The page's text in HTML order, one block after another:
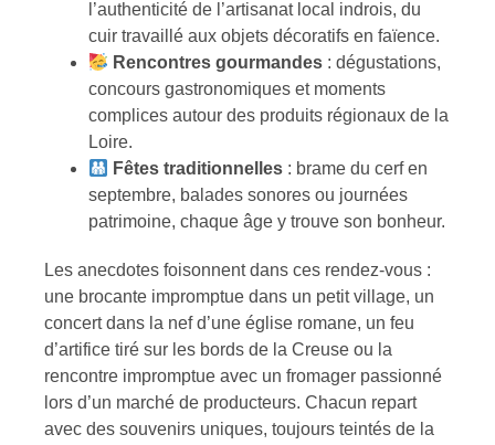
l’authenticité de l’artisanat local indrois, du
cuir travaillé aux objets décoratifs en faïence.
Rencontres gourmandes : dégustations,
concours gastronomiques et moments
complices autour des produits régionaux de la
Loire.
Fêtes traditionnelles : brame du cerf en
septembre, balades sonores ou journées
patrimoine, chaque âge y trouve son bonheur.
Les anecdotes foisonnent dans ces rendez-vous :
une brocante impromptue dans un petit village, un
concert dans la nef d’une église romane, un feu
d’artifice tiré sur les bords de la Creuse ou la
rencontre impromptue avec un fromager passionné
lors d’un marché de producteurs. Chacun repart
avec des souvenirs uniques, toujours teintés de la